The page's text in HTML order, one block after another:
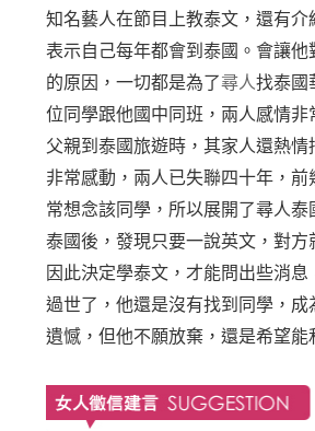
知名藝人在節目上教泰文，還有介
表示自己每年都會到泰國。會讓他
的原因，一切都是為了尋人找泰國
位同學跟他國中同班，兩人感情非
父親到泰國旅遊時，其家人還熱情
非常感動，兩人已失聯四十年，前
常想念該同學，所以展開了尋人泰
泰國後，發現只要一說英文，對方
因此決定學泰文，才能問出些消
過世了，他還是沒有找到同學，成
遺憾，但他不願放棄，還是希望能